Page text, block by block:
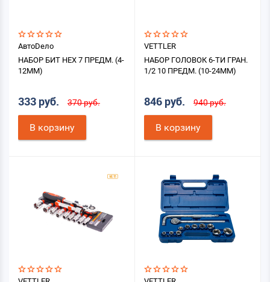
АвтоDело
НАБОР БИТ HEX 7 ПРЕДМ. (4-
12ММ)
333 руб. 370 руб.
В корзину
VETTLER
НАБОР ГОЛОВОК 6-ТИ ГРАН.
1/2 10 ПРЕДМ. (10-24ММ)
846 руб. 940 руб.
В корзину